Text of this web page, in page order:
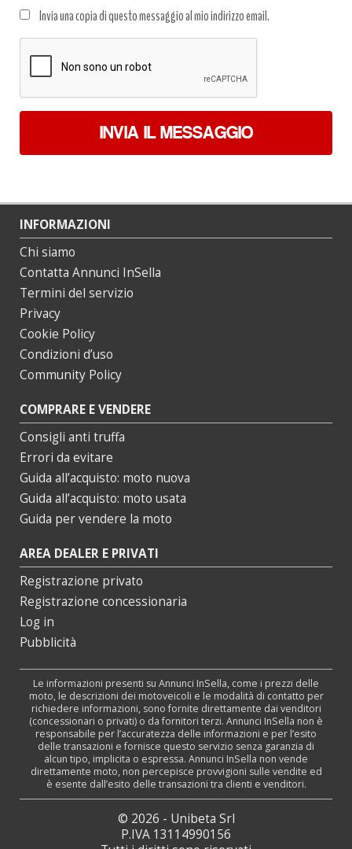
dati
*
Invia una copia di questo messaggio al mio indirizzo email.
INVIA IL MESSAGGIO
INFORMAZIONI
Chi siamo
Contatta Annunci InSella
Termini del servizio
Privacy
Cookie Policy
Condizioni d’uso
Community Policy
COMPRARE E VENDERE
Consigli anti truffa
Errori da evitare
Guida all’acquisto: moto nuova
Guida all’acquisto: moto usata
Guida per vendere la moto
AREA DEALER E PRIVATI
Registrazione privato
Registrazione concessionaria
Log in
Pubblicità
Le informazioni presenti su Annunci InSella, come i prezzi delle
moto, le descrizioni dei motoveicoli e le modalità di contatto per
richiedere informazioni, sono fornite direttamente dai venditori
(concessionari o privati) o da fornitori terzi. Annunci InSella non è
responsabile per l’accuratezza delle informazioni e per l’esito
delle transazioni e fornisce questo servizio senza garanzia di
alcun tipo, implicita o espressa. Annunci InSella non vende
direttamente moto, non percepisce provvigioni sulle vendite ed
è esente dall’esito delle transazioni tra clienti e venditori.
© 2026 - Unibeta Srl
P.IVA 13114990156